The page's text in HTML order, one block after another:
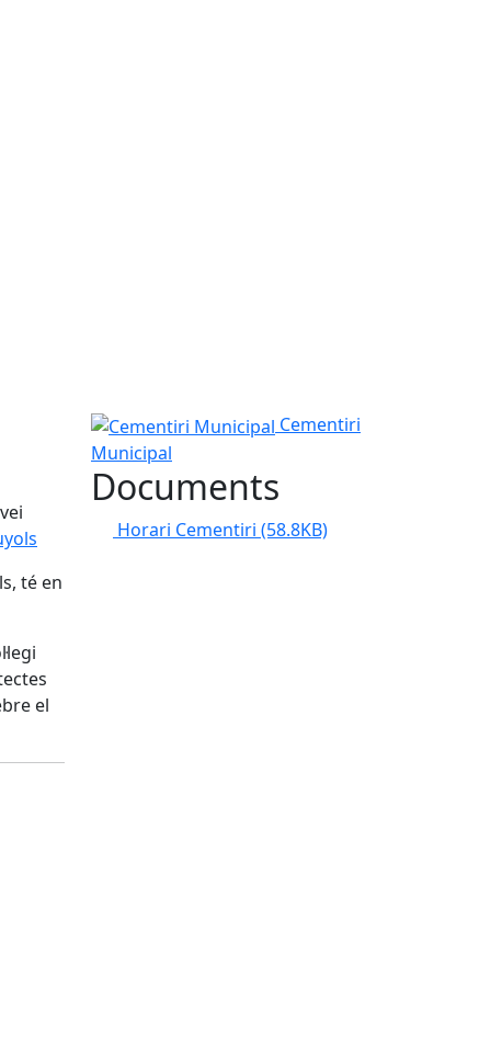
té en
el
Cementiri Municipal
Cementiri
Municipal
Documents
Horari Cementiri (58.8KB)